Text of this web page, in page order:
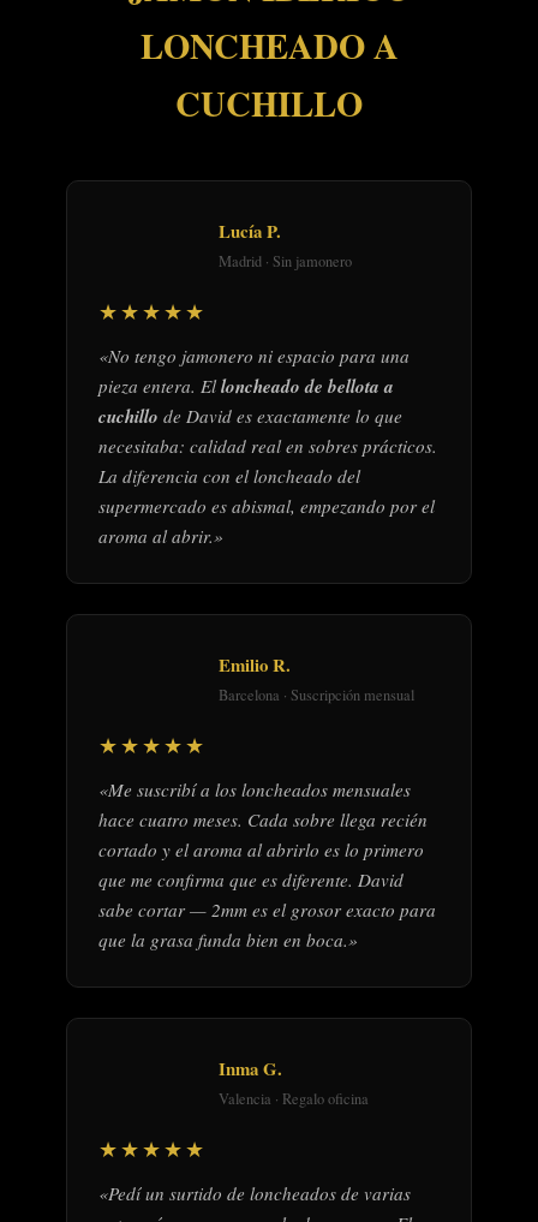
LONCHEADO A
CUCHILLO
Lucía P.
Madrid · Sin jamonero
★★★★★
«No tengo jamonero ni espacio para una
pieza entera. Elloncheado de bellota a
cuchillo de David es exactamente lo que
necesitaba: calidad real en sobres prácticos.
La diferencia con el loncheado del
supermercado es abismal, empezando por el
aroma al abrir.»
Emilio R.
Barcelona · Suscripción mensual
★★★★★
«Me suscribí a los loncheados mensuales
hace cuatro meses. Cada sobre llega recién
cortado y el aroma al abrirlo es lo primero
que me confirma que es diferente. David
sabe cortar — 2mm es el grosor exacto para
que la grasa funda bien en boca.»
Inma G.
Valencia · Regalo oficina
★★★★★
«Pedí un surtido de loncheados de varias